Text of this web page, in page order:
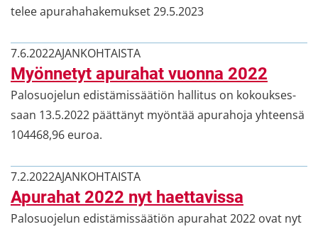
te­lee apu­ra­ha­ha­ke­muk­set 29.5.2023
7.6.2022AJAN­KOH­TAIS­TA
Myön­ne­tyt apu­ra­hat vuon­na 2022
Pa­lo­suo­je­lun edis­tä­mis­sää­tiön hal­li­tus on ko­kouk­ses­
saan 13.5.2022 päät­tä­nyt myön­tää apu­ra­ho­ja yh­teen­sä
104468,96 euroa.
7.2.2022AJAN­KOH­TAIS­TA
Apu­ra­hat 2022 nyt haet­ta­vis­sa
Pa­lo­suo­je­lun edis­tä­mis­sää­tiön apu­ra­hat 2022 ovat nyt